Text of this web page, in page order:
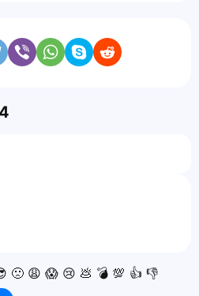
🙁 😩 😱 😢 💩 💣 💯 👍 👎